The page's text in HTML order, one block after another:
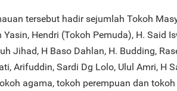
tersebut hadir sejumlah Tokoh
Yasin, Hendri (Tokoh Pemuda), H. Said
Jihad, H Baso Dahlan, H. Budding,
Arifuddin, Sardi Dg Lolo, Ulul Amri, H
agama, tokoh perempuan dan